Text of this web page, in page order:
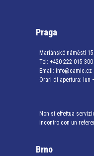
Praga
Mariánské náměstí
Tel: +420 222 015 300
Email: info@camic.cz
Orari di apertura: lun
Non si effettua
incontro con un
Brno